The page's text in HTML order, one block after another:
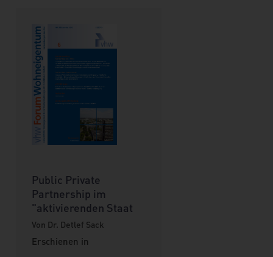
Public Private
Partnership im
"aktivierenden Staat
Von Dr. Detlef Sack
Erschienen in